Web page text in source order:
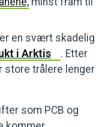
en svært skadelig
i Arktis
. Etter
store trålere lenger
som PCB og